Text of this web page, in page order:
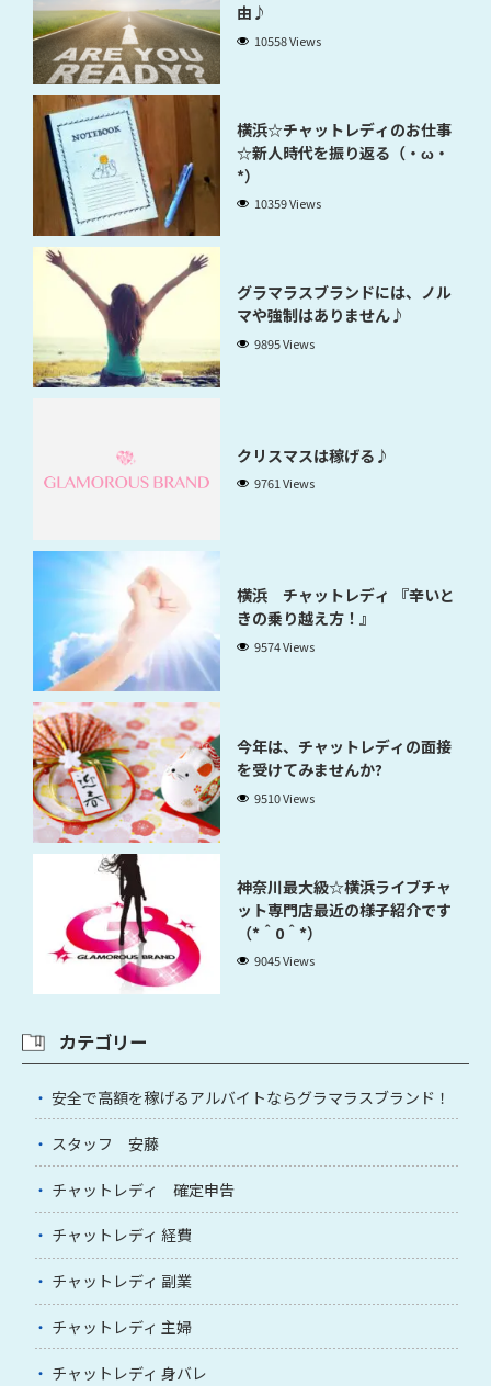
由♪
10558 Views
横浜☆チャットレディのお仕事
☆新人時代を振り返る（・ω・
*）
10359 Views
グラマラスブランドには、ノル
マや強制はありません♪
9895 Views
クリスマスは稼げる♪
9761 Views
横浜 チャットレディ 『辛いと
きの乗り越え方！』
9574 Views
今年は、チャットレディの面接
を受けてみませんか?
9510 Views
神奈川最大級☆横浜ライブチャ
ット専門店最近の様子紹介です
（*＾0＾*）
9045 Views
カテゴリー
安全で高額を稼げるアルバイトならグラマラスブランド！
スタッフ 安藤
チャットレディ 確定申告
チャットレディ 経費
チャットレディ 副業
チャットレディ 主婦
チャットレディ 身バレ